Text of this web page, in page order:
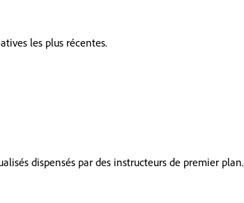
les plus récentes.
dispensés par des instructeurs de premier plan.